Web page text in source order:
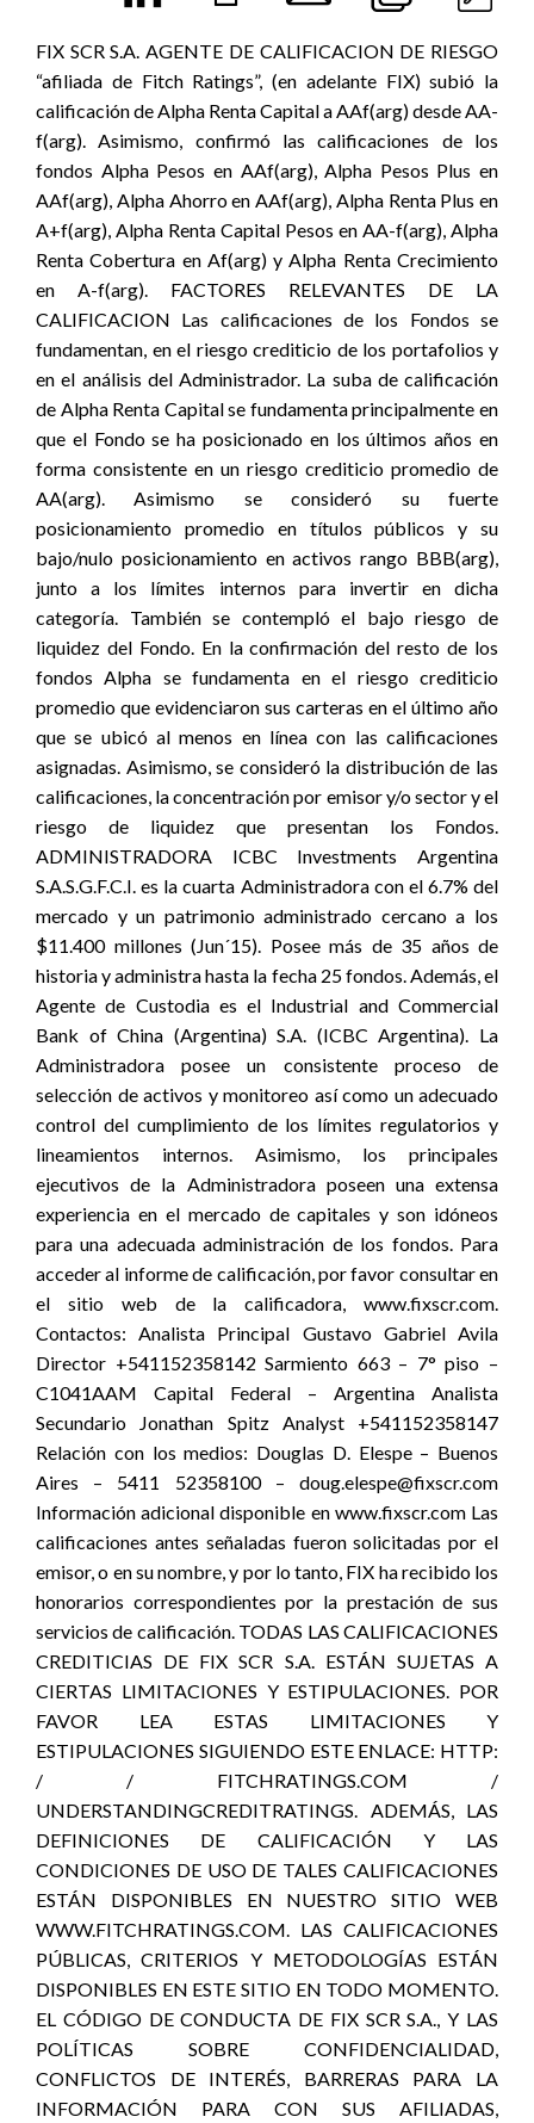
FIX SCR S.A. AGENTE DE CALIFICACION DE RIESGO
“afiliada de Fitch Ratings”, (en adelante FIX) subió la
calificación de Alpha Renta Capital a AAf(arg) desde AA-
f(arg). Asimismo, confirmó las calificaciones de los
fondos Alpha Pesos en AAf(arg), Alpha Pesos Plus en
AAf(arg), Alpha Ahorro en AAf(arg), Alpha Renta Plus en
A+f(arg), Alpha Renta Capital Pesos en AA-f(arg), Alpha
Renta Cobertura en Af(arg) y Alpha Renta Crecimiento
en A-f(arg). FACTORES RELEVANTES DE LA
CALIFICACION Las calificaciones de los Fondos se
fundamentan, en el riesgo crediticio de los portafolios y
en el análisis del Administrador. La suba de calificación
de Alpha Renta Capital se fundamenta principalmente en
que el Fondo se ha posicionado en los últimos años en
forma consistente en un riesgo crediticio promedio de
AA(arg). Asimismo se consideró su fuerte
posicionamiento promedio en títulos públicos y su
bajo/nulo posicionamiento en activos rango BBB(arg),
junto a los límites internos para invertir en dicha
categoría. También se contempló el bajo riesgo de
liquidez del Fondo. En la confirmación del resto de los
fondos Alpha se fundamenta en el riesgo crediticio
promedio que evidenciaron sus carteras en el último año
que se ubicó al menos en línea con las calificaciones
asignadas. Asimismo, se consideró la distribución de las
calificaciones, la concentración por emisor y/o sector y el
riesgo de liquidez que presentan los Fondos.
ADMINISTRADORA ICBC Investments Argentina
S.A.S.G.F.C.I. es la cuarta Administradora con el 6.7% del
mercado y un patrimonio administrado cercano a los
$11.400 millones (Jun´15). Posee más de 35 años de
historia y administra hasta la fecha 25 fondos. Además, el
Agente de Custodia es el Industrial and Commercial
Bank of China (Argentina) S.A. (ICBC Argentina). La
Administradora posee un consistente proceso de
selección de activos y monitoreo así como un adecuado
control del cumplimiento de los límites regulatorios y
lineamientos internos. Asimismo, los principales
ejecutivos de la Administradora poseen una extensa
experiencia en el mercado de capitales y son idóneos
para una adecuada administración de los fondos. Para
acceder al informe de calificación, por favor consultar en
el sitio web de la calificadora, www.fixscr.com.
Contactos: Analista Principal Gustavo Gabriel Avila
Director +541152358142 Sarmiento 663 – 7° piso –
C1041AAM Capital Federal – Argentina Analista
Secundario Jonathan Spitz Analyst +541152358147
Relación con los medios: Douglas D. Elespe – Buenos
Aires – 5411 52358100 – doug.elespe@fixscr.com
Información adicional disponible en www.fixscr.com Las
calificaciones antes señaladas fueron solicitadas por el
emisor, o en su nombre, y por lo tanto, FIX ha recibido los
honorarios correspondientes por la prestación de sus
servicios de calificación. TODAS LAS CALIFICACIONES
CREDITICIAS DE FIX SCR S.A. ESTÁN SUJETAS A
CIERTAS LIMITACIONES Y ESTIPULACIONES. POR
FAVOR LEA ESTAS LIMITACIONES Y
ESTIPULACIONES SIGUIENDO ESTE ENLACE: HTTP:
/ / FITCHRATINGS.COM /
UNDERSTANDINGCREDITRATINGS. ADEMÁS, LAS
DEFINICIONES DE CALIFICACIÓN Y LAS
CONDICIONES DE USO DE TALES CALIFICACIONES
ESTÁN DISPONIBLES EN NUESTRO SITIO WEB
WWW.FITCHRATINGS.COM. LAS CALIFICACIONES
PÚBLICAS, CRITERIOS Y METODOLOGÍAS ESTÁN
DISPONIBLES EN ESTE SITIO EN TODO MOMENTO.
EL CÓDIGO DE CONDUCTA DE FIX SCR S.A., Y LAS
POLÍTICAS SOBRE CONFIDENCIALIDAD,
CONFLICTOS DE INTERÉS, BARRERAS PARA LA
INFORMACIÓN PARA CON SUS AFILIADAS,